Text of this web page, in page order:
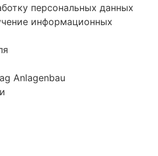
персональных данных
информационных
Anlagenbau